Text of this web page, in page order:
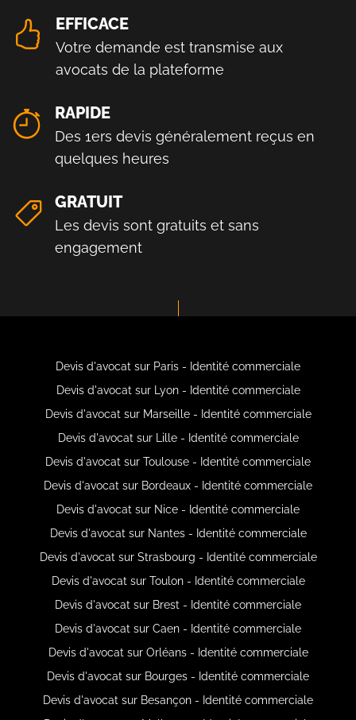
EFFICACE
Votre demande est transmise aux
avocats de la plateforme
RAPIDE
Des 1ers devis généralement reçus en
quelques heures
GRATUIT
Les devis sont gratuits et sans
engagement
Devis d'avocat sur Paris - Identité commerciale
Devis d'avocat sur Lyon - Identité commerciale
Devis d'avocat sur Marseille - Identité commerciale
Devis d'avocat sur Lille - Identité commerciale
Devis d'avocat sur Toulouse - Identité commerciale
Devis d'avocat sur Bordeaux - Identité commerciale
Devis d'avocat sur Nice - Identité commerciale
Devis d'avocat sur Nantes - Identité commerciale
Devis d'avocat sur Strasbourg - Identité commerciale
Devis d'avocat sur Toulon - Identité commerciale
Devis d'avocat sur Brest - Identité commerciale
Devis d'avocat sur Caen - Identité commerciale
Devis d'avocat sur Orléans - Identité commerciale
Devis d'avocat sur Bourges - Identité commerciale
Devis d'avocat sur Besançon - Identité commerciale